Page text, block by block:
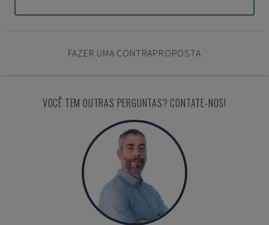
FAZER UMA CONTRAPROPOSTA
VOCÊ TEM OUTRAS PERGUNTAS? CONTATE-NOS!